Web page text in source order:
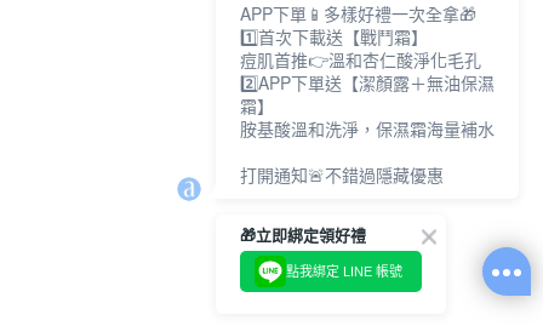
APP下單📱多樣好禮一次全拿🎁
1️⃣首次下載送【戰鬥霜】
痘肌首推👉溫和杏仁酸淨化毛孔
2️⃣APP下單送【潔顏露＋無油保濕
霜】
胺基酸溫和洗淨，保濕霜海量補水
打開通知🚨不錯過隱藏優惠
🎁立即綁定領好禮
點我綁定 LINE 帳號